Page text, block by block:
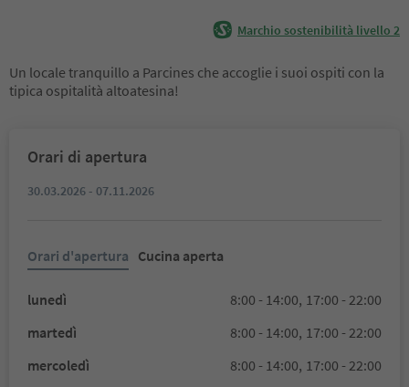
Marchio sostenibilità livello 2
Un locale tranquillo a Parcines che accoglie i suoi ospiti con la
tipica ospitalità altoatesina!
Orari di apertura
30.03.2026 - 07.11.2026
Orari d'apertura Cucina aperta
lunedì 8:00 - 14:00, 17:00 - 22:00
martedì
8:00 - 14:00, 17:00 - 22:00
mercoledì
8:00 - 14:00, 17:00 - 22:00